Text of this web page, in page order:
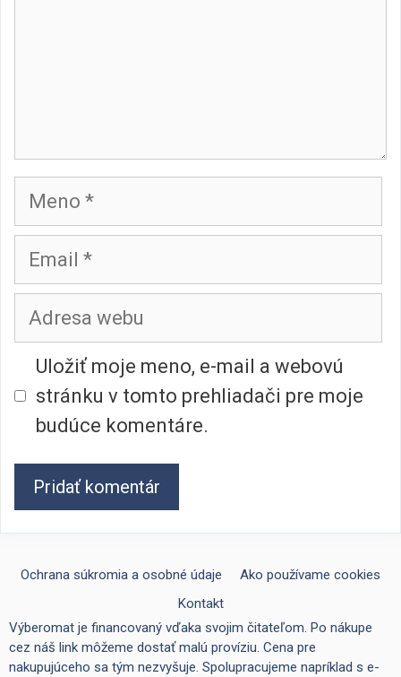
Meno
Email
Adresa
webu
Uložiť moje meno, e-mail a webovú
stránku v tomto prehliadači pre moje
budúce komentáre.
Ochrana súkromia a osobné údaje
Ako používame cookies
Kontakt
Výberomat je financovaný vďaka svojim čitateľom. Po nákupe
cez náš link môžeme dostať malú províziu. Cena pre
nakupujúceho sa tým nezvyšuje. Spolupracujeme napríklad s e-